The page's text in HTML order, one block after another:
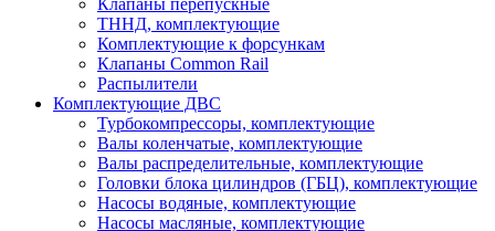
Клапаны перепускные
ТННД, комплектующие
Комплектующие к форсункам
Клапаны Common Rail
Распылители
Комплектующие ДВС
Турбокомпрессоры, комплектующие
Валы коленчатые, комплектующие
Валы распределительные, комплектующие
Головки блока цилиндров (ГБЦ), комплектующие
Насосы водяные, комплектующие
Насосы масляные, комплектующие